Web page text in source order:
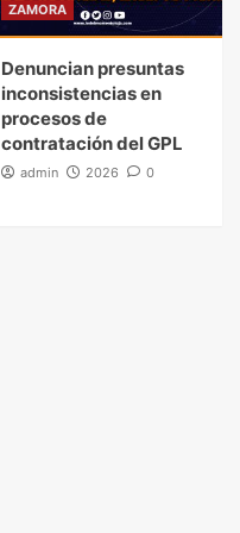
ZAMORA
Denuncian presuntas
inconsistencias en
procesos de
contratación del GPL
admin 2026 0